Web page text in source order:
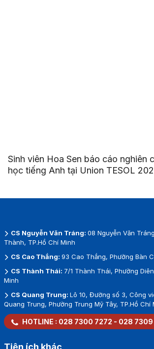
Sinh viên Hoa Sen báo cáo nghiên
học tiếng Anh tại Union TESOL
CS Nguyễn Văn Tráng: 08 Nguyễn Văn
Thành, TP.Hồ Chí Minh
CS Cao Thắng: 93 Cao Thắng, Phường Bàn
CS Thành Thái: 7/1 Thành Thái, Phường
Minh
CS Quang Trung: Lô 10, Đường số 3, Công
Quang Trung, Phường Trung Mỹ Tây, TP.Hồ Chí
HOTLINE : 028 7300 7272 - 028 7309
Tiện ích khác